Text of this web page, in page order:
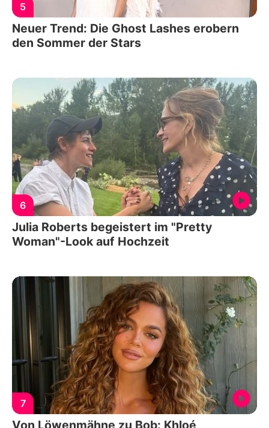
5
Neuer Trend: Die Ghost Lashes erobern
den Sommer der Stars
6
Julia Roberts begeistert im "Pretty
Woman"-Look auf Hochzeit
7